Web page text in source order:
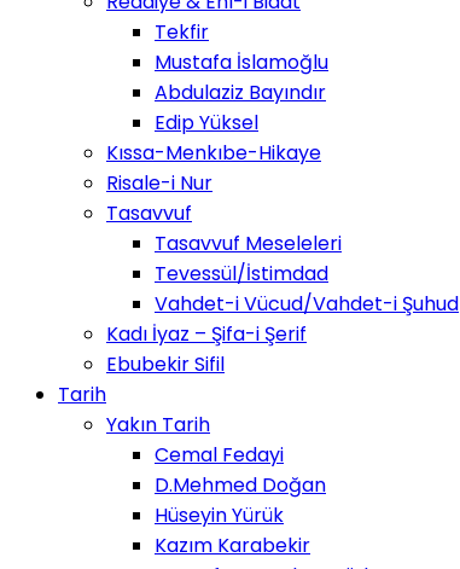
Tekfir
Mustafa İslamoğlu
Abdulaziz Bayındır
Edip Yüksel
Kıssa-Menkıbe-Hikaye
Risale-i Nur
Tasavvuf
Tasavvuf Meseleleri
Tevessül/İstimdad
Vahdet-i Vücud/Vahdet-i Şuhud
Kadı İyaz – Şifa-i Şerif
Ebubekir Sifil
Tarih
Yakın Tarih
Cemal Fedayi
D.Mehmed Doğan
Hüseyin Yürük
Kazım Karabekir